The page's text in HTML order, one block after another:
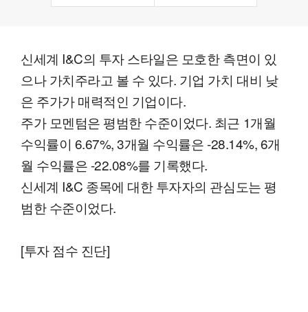
신세계 I&C의 투자 스타일은 모호한 측면이 있
으나 가치주라고 볼 수 있다. 기업 가치 대비 낮
은 주가가 매력적인 기업이다.
주가 모멘텀은 평범한 수준이었다. 최근 1개월
수익률이 6.67%, 3개월 수익률은 -28.14%, 6개
월 수익률은 -22.08%를 기록했다.
신세계 I&C 종목에 대한 투자자의 관심도는 평
범한 수준이었다.
[투자 점수 진단]